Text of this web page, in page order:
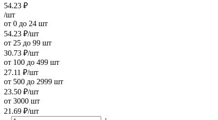
54.23 ₽
/шт
от 0 до 24 шт
54.23 ₽/шт
от 25 до 99 шт
30.73 ₽/шт
от 100 до 499 шт
27.11 ₽/шт
от 500 до 2999 шт
23.50 ₽/шт
от 3000 шт
21.69 ₽/шт